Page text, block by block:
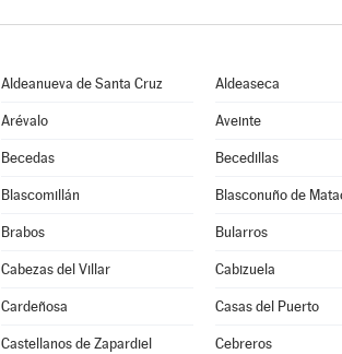
Aldeanueva de Santa Cruz Aldeaseca
Arévalo Aveinte
Becedas Becedillas
Blascomillán Blasconuño de
Brabos Bularros
Cabezas del Villar Cabizuela
Cardeñosa Casas del Puerto
Castellanos de Zapardiel Cebreros